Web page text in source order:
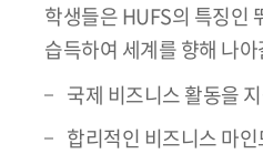
학생들은 HUFS의 특징인
습득하여 세계를 향해 나
국제 비즈니스 활동을
합리적인 비즈니스 마인